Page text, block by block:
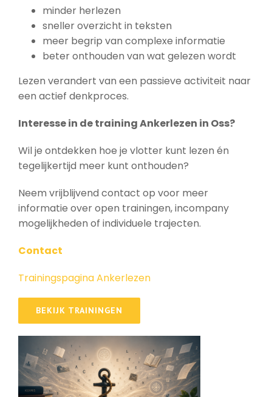
minder herlezen
sneller overzicht in teksten
meer begrip van complexe informatie
beter onthouden van wat gelezen wordt
Lezen verandert van een passieve activiteit naar
een actief denkproces.
Interesse in de training Ankerlezen in Oss?
Wil je ontdekken hoe je vlotter kunt lezen én
tegelijkertijd meer kunt onthouden?
Neem vrijblijvend contact op voor meer
informatie over open trainingen, incompany
mogelijkheden of individuele trajecten.
Contact
Trainingspagina Ankerlezen
BEKIJK TRAININGEN